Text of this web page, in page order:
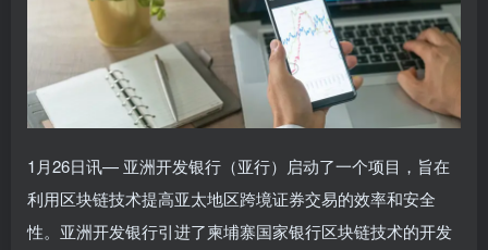
1月26日讯— 亚洲开发银行（亚行）启动了一个项目，旨在
利用区块链技术提高亚太地区跨境证券交易的效率和安全
性。亚洲开发银行引进了柬埔寨国家银行区块链技术的开发